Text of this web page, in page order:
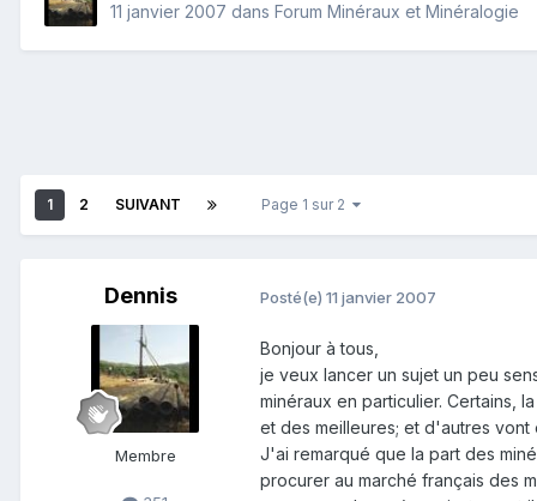
11 janvier 2007 dans Forum Minéraux et Minéralogie
1 2 SUIVANT Page 1 sur 2
Dennis
Membre
Posté(e) 11 janvier 2007
Bonjour à tous,
je veux lancer un sujet un peu
minéraux en particulier. Certains,
et des meilleures; et d'autres
J'ai remarqué que la part des
procurer au marché français des